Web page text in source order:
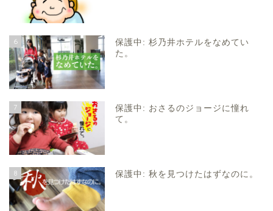
6
保護中: 杉乃井ホテルをなめてい
た。
7
保護中: おさるのジョージに憧れ
て。
8 保護中: 秋を見つけたはずなのに。